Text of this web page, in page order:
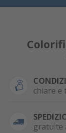
chiare e
gratuite